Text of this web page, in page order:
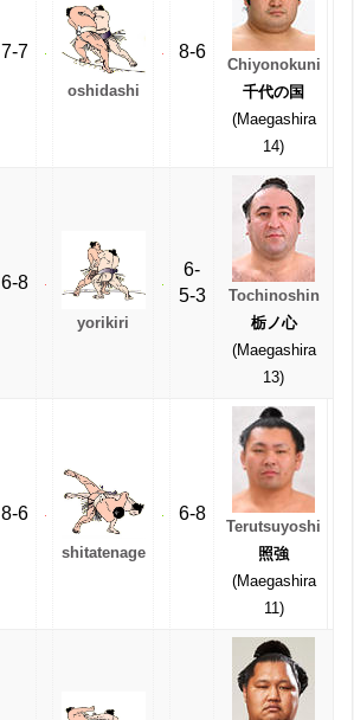
7-7
oshidashi
8-6
Chiyonokuni
千代の国
(Maegashira
14)
6-8
yorikiri
6-
5-3
Tochinoshin
栃ノ心
(Maegashira
13)
8-6
shitatenage
6-8
Terutsuyoshi
照強
(Maegashira
11)